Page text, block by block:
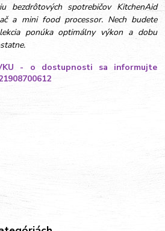
bezdrôtových spotrebičov KitchenAid
a mini food processor. Nech budete
ponúka optimálny výkon a dobu
- o dostupnosti sa informujte